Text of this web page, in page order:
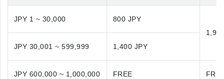
JPY 1 ~ 30,000
800 JPY
JPY 30,001 ~ 599,999
1,400 JPY
JPY 600,000 ~ 1,000,000 FREE